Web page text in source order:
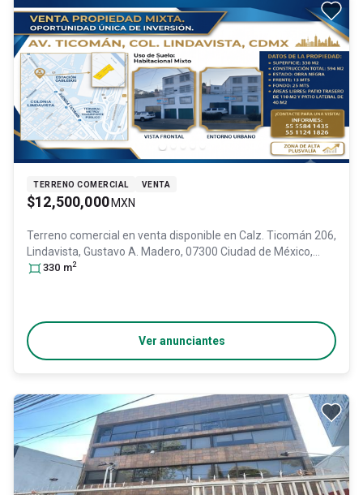
TERRENO COMERCIAL VENTA
$12,500,000 MXN
Terreno comercial en venta disponible en Calz. Ticomán 206,
Lindavista, Gustavo A. Madero, 07300 Ciudad de México,
CDMX #206, Col. Lindavista Norte,
330 m2
Ver anunciantes